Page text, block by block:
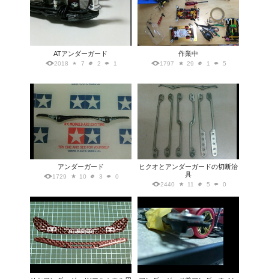
ATアンダーガード
2018 7 2 1
作業中
1797 29 1 5
アンダーガード
1729 10 3 0
ヒクオとアンダーガードの切断治
具
2440 11 5 0